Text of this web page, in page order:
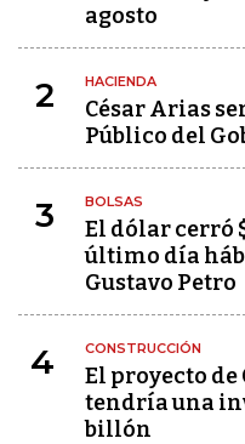
agosto
2 HACIENDA
César Arias
Público del
3 BOLSAS
El dólar cerró
último día
Gustavo Petro
4 CONSTRUCCIÓN
El proyecto de
tendría una
billón